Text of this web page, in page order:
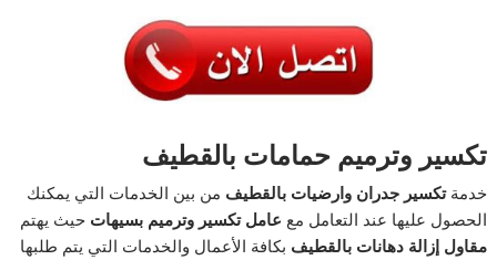
تكسير وترميم حمامات بالقطيف
خدمةتكسير جدران وارضيات بالقطيف من بين الخدمات التي يمكنك
الحصول عليها عند التعامل مع عامل تكسير وترميم بسيهات حيث يهتم
مقاول إزالة دهانات بالقطيف بكافة الأعمال والخدمات التي يتم طلبها